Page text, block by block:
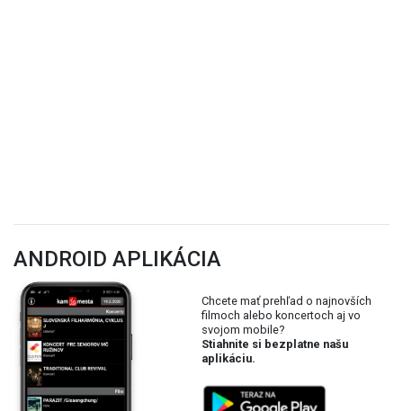
ANDROID APLIKÁCIA
Chcete mať prehľad o najnovších
filmoch alebo koncertoch aj vo
svojom mobile?
Stiahnite si bezplatne našu
aplikáciu.